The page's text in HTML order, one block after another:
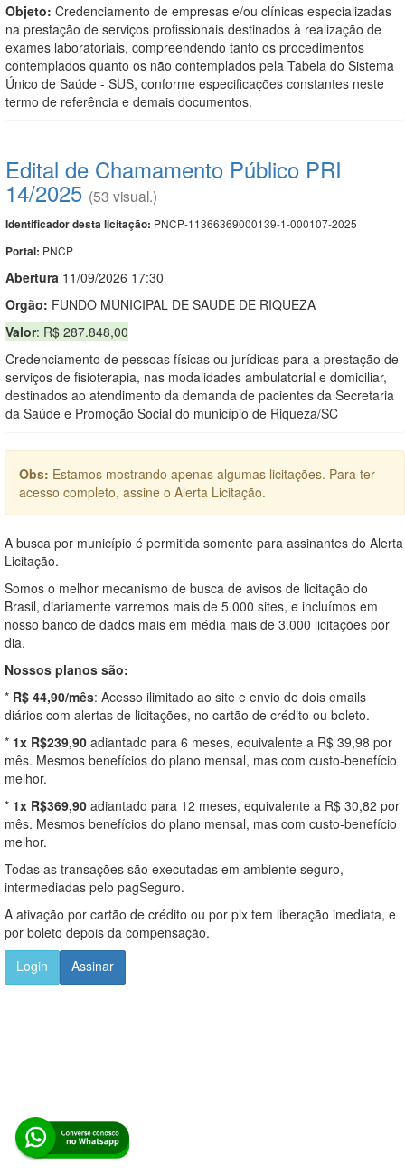
Objeto: Credenciamento de empresas e/ou clínicas especializadas
na prestação de serviços profissionais destinados à realização de
exames laboratoriais, compreendendo tanto os procedimentos
contemplados quanto os não contemplados pela Tabela do Sistema
Único de Saúde - SUS, conforme especificações constantes neste
termo de referência e demais documentos.
Edital de Chamamento Público PRI
14/2025 (53 visual.)
Identificador desta licitação: PNCP-11366369000139-1-000107-2025
Portal: PNCP
Abertura 11/09/2026 17:30
Orgão: FUNDO MUNICIPAL DE SAUDE DE RIQUEZA
Valor: R$ 287.848,00
Credenciamento de pessoas físicas ou jurídicas para a prestação de
serviços de fisioterapia, nas modalidades ambulatorial e domiciliar,
destinados ao atendimento da demanda de pacientes da Secretaria
da Saúde e Promoção Social do município de Riqueza/SC
Obs: Estamos mostrando apenas algumas licitações. Para ter
acesso completo, assine o Alerta Licitação.
A busca por município é permitida somente para assinantes do Alerta
Licitação.
Somos o melhor mecanismo de busca de avisos de licitação do
Brasil, diariamente varremos mais de 5.000 sites, e incluímos em
nosso banco de dados mais em média mais de 3.000 licitações por
dia.
Nossos planos são:
* R$ 44,90/mês: Acesso ilimitado ao site e envio de dois emails
diários com alertas de licitações, no cartão de crédito ou boleto.
* 1x R$239,90 adiantado para 6 meses, equivalente a R$ 39,98 por
mês. Mesmos benefícios do plano mensal, mas com custo-benefício
melhor.
* 1x R$369,90 adiantado para 12 meses, equivalente a R$ 30,82 por
mês. Mesmos benefícios do plano mensal, mas com custo-benefício
melhor.
Todas as transações são executadas em ambiente seguro,
intermediadas pelo pagSeguro.
A ativação por cartão de crédito ou por pix tem liberação imediata, e
por boleto depois da compensação.
Login
Assinar